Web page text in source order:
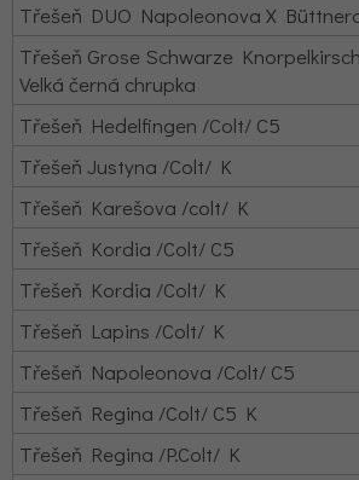
Třešeň DUO Napoleonova X
Třešeň Grose Schwarze
Velká černá chrupka
Třešeň Hedelfingen /Colt/ C5
Třešeň Justyna /Colt/ K
Třešeň Karešova /colt/ K
Třešeň Kordia /Colt/ C5
Třešeň Kordia /Colt/ K
Třešeň Lapins /Colt/ K
Třešeň Napoleonova /Colt/ C5
Třešeň Regina /Colt/ C5 K
Třešeň Regina /P.Colt/ K